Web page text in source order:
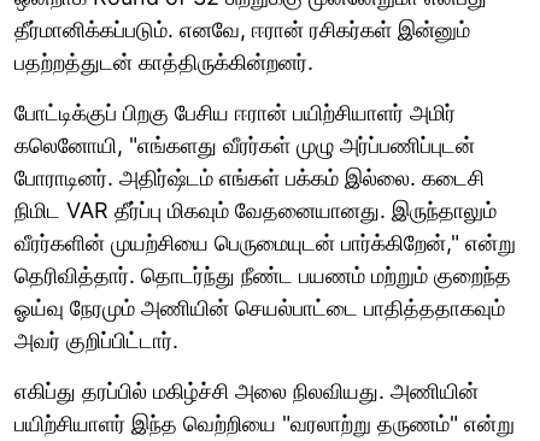
தீர்மானிக்கப்படும். எனவே, ஈரான் ரசிகர்கள் இன்னும்
பதற்றத்துடன் காத்திருக்கின்றனர்.
போட்டிக்குப் பிறகு பேசிய ஈரான் பயிற்சியாளர் அமிர்
கலெனோயி, "எங்களது வீரர்கள் முழு அர்ப்பணிப்புடன்
போராடினர். அதிர்ஷ்டம் எங்கள் பக்கம் இல்லை. கடைசி
நிமிட VAR தீர்ப்பு மிகவும் வேதனையானது. இருந்தாலும்
வீரர்களின் முயற்சியை பெருமையுடன் பார்க்கிறேன்," என்று
தெரிவித்தார். தொடர்ந்து நீண்ட பயணம் மற்றும் குறைந்த
ஓய்வு நேரமும் அணியின் செயல்பாட்டை பாதித்ததாகவும்
அவர் குறிப்பிட்டார்.
எகிப்து தரப்பில் மகிழ்ச்சி அலை நிலவியது. அணியின்
பயிற்சியாளர் இந்த வெற்றியை "வரலாற்று தருணம்" என்று